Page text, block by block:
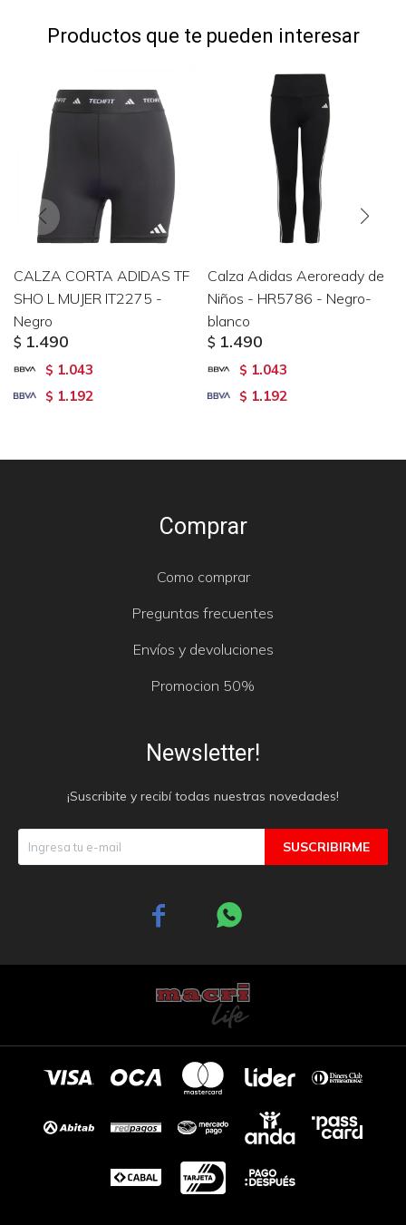
Productos que te pueden interesar
CALZA CORTA ADIDAS TF
SHO L MUJER IT2275 -
Negro
$ 1.490
$ 1.043
$ 1.192
Calza Adidas Aeroready de
Niños - HR5786 - Negro-
blanco
$ 1.490
$ 1.043
$ 1.192
Comprar
Como comprar
Preguntas frecuentes
Envíos y devoluciones
Promocion 50%
Newsletter!
¡Suscribite y recibí todas nuestras novedades!
SUSCRIBIRME
 